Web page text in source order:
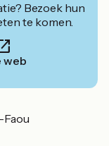
Bezoek hun
te komen.
web
Faou